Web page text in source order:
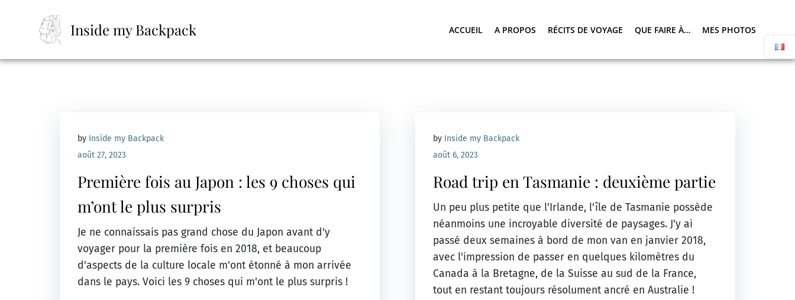
Inside my Backpack ACCUEIL A PROPOS RÉCITS DE VOYAGE QUE FAIRE À… MES PHOTOS
by Inside my Backpack
août 27, 2023
Première fois au Japon : les 9 choses qui
m’ont le plus surpris
Je ne connaissais pas grand chose du Japon avant d'y
voyager pour la première fois en 2018, et beaucoup
d'aspects de la culture locale m'ont étonné à mon arrivée
dans le pays. Voici les 9 choses qui m'ont le plus surpris !
by Inside my Backpack
août 6, 2023
Road trip en Tasmanie : deuxième partie
Un peu plus petite que l'Irlande, l'île de Tasmanie possède
néanmoins une incroyable diversité de paysages. J'y ai
passé deux semaines à bord de mon van en janvier 2018,
avec l'impression de passer en quelques kilomètres du
Canada à la Bretagne, de la Suisse au sud de la France,
tout en restant toujours résolument ancré en Australie !